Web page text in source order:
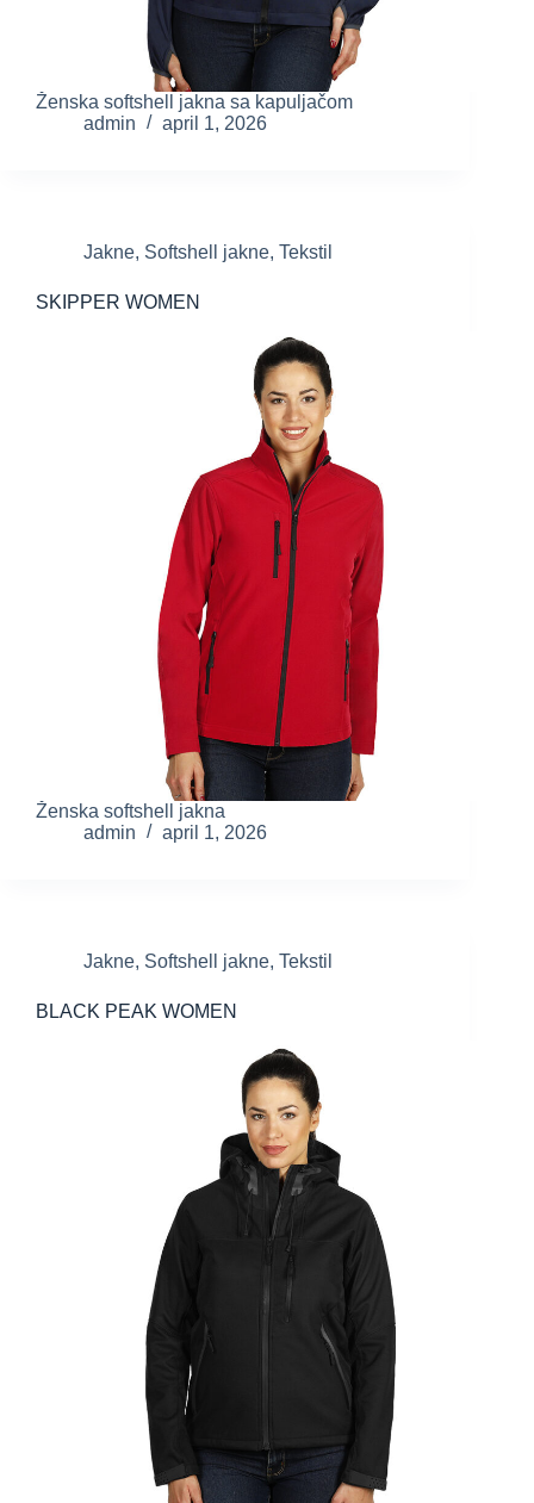
Ženska softshell jakna sa kapuljačom
admin
april 1, 2026
Jakne, Softshell jakne, Tekstil
SKIPPER WOMEN
Ženska softshell jakna
admin
april 1, 2026
Jakne, Softshell jakne, Tekstil
BLACK PEAK WOMEN